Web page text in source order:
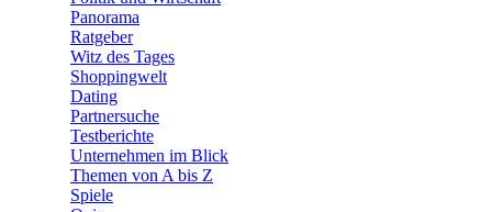
Panorama
Ratgeber
Witz des Tages
Shoppingwelt
Dating
Partnersuche
Testberichte
Unternehmen im Blick
Themen von A bis Z
Spiele